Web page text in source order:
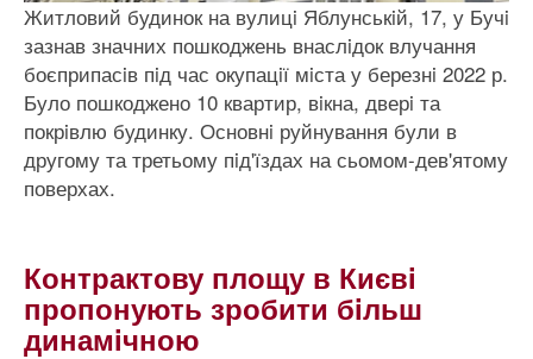
Житловий будинок на вулицi Яблунськiй, 17, у Бучi
зазнав значних пошкоджень внаслiдок влучання
боєприпасiв пiд час окупацiї мiста у березнi 2022 р.
Було пошкоджено 10 квартир, вiкна, дверi та
покрiвлю будинку. Основнi руйнування були в
другому та третьому пiд'їздах на сьомом-дев'ятому
поверхах.
Контрактову площу в Києвi
пропонують зробити бiльш
динамiчною